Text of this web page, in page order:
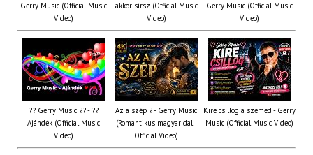
Gerry Music (Official Music
Video)
akkor sírsz (Official Music
Video)
Gerry Music (Official Music
Video)
?? Gerry Music ?? - ??
Ajándék (Official Music
Video)
Az a szép ? - Gerry Music
(Romantikus magyar dal |
Official Video)
Kire csillog a szemed - Gerry
Music (Official Music Video)